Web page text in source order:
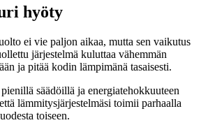
hyöty
ei vie paljon aikaa, mutta sen vaikutus
järjestelmä kuluttaa vähemmän
ja pitää kodin lämpimänä tasaisesti.
säädöillä ja energiatehokkuuteen
lämmitysjärjestelmäsi toimii parhaalla
toiseen.